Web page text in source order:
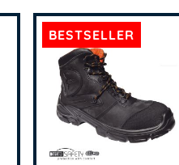
BESTSELLER